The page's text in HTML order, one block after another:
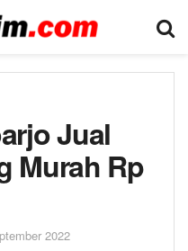
Jual
Murah Rp
2022